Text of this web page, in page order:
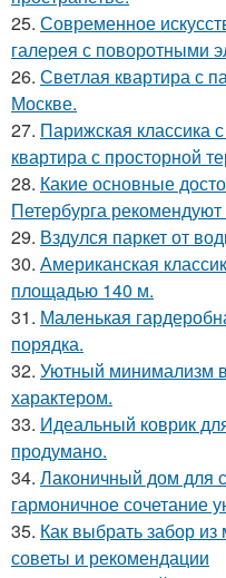
25. Современное
галерея с поворотными
26. Светлая квартира с
Москве.
27. Парижская классика
квартира с просторной
28. Какие основные
Петербурга рекомендуют
29. Вздулся паркет от
30. Американская
площадью 140 м.
31. Маленькая
порядка.
32. Уютный минимализм
характером.
33. Идеальный коврик
продумано.
34. Лаконичный дом для
гармоничное сочетание
35. Как выбрать забор
советы и рекомендации